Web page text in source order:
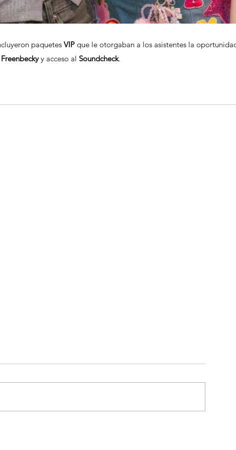
paquetes VIP que le otorgaban a los asistentes la
Freenbecky y acceso al Soundcheck.